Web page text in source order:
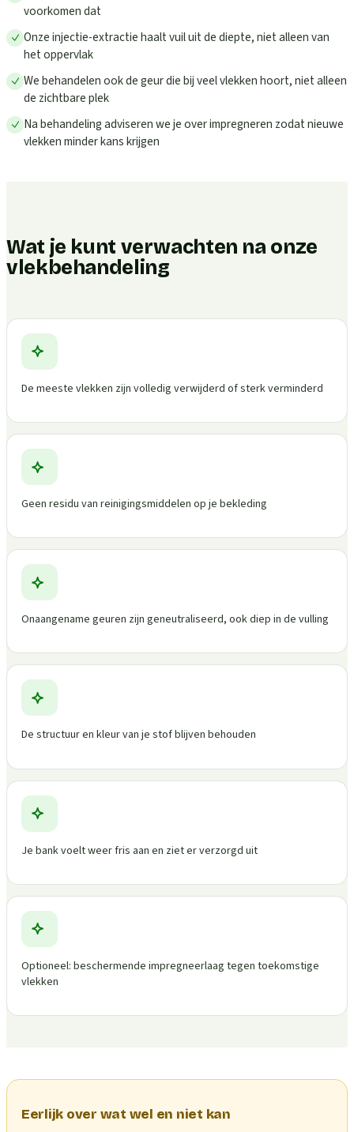
voorkomen dat
Onze injectie-extractie haalt vuil uit de diepte, niet alleen van
het oppervlak
We behandelen ook de geur die bij veel vlekken hoort, niet alleen
de zichtbare plek
Na behandeling adviseren we je over impregneren zodat nieuwe
vlekken minder kans krijgen
Wat je kunt verwachten na onze
vlekbehandeling
De meeste vlekken zijn volledig verwijderd of sterk verminderd
Geen residu van reinigingsmiddelen op je bekleding
Onaangename geuren zijn geneutraliseerd, ook diep in de vulling
De structuur en kleur van je stof blijven behouden
Je bank voelt weer fris aan en ziet er verzorgd uit
Optioneel: beschermende impregneerlaag tegen toekomstige
vlekken
Eerlijk over wat wel en niet kan